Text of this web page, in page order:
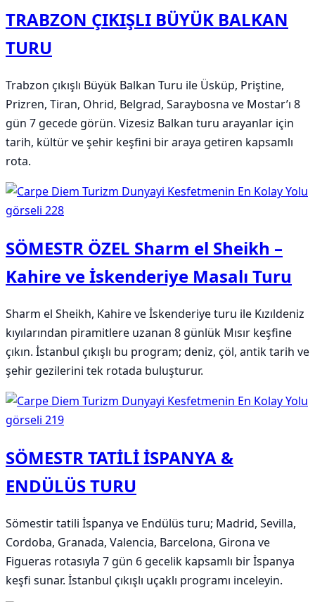
TRABZON ÇIKIŞLI BÜYÜK BALKAN
TURU
Trabzon çıkışlı Büyük Balkan Turu ile Üsküp, Priştine,
Prizren, Tiran, Ohrid, Belgrad, Saraybosna ve Mostar’ı 8
gün 7 gecede görün. Vizesiz Balkan turu arayanlar için
tarih, kültür ve şehir keşfini bir araya getiren kapsamlı
rota.
SÖMESTR ÖZEL Sharm el Sheikh –
Kahire ve İskenderiye Masalı Turu
Sharm el Sheikh, Kahire ve İskenderiye turu ile Kızıldeniz
kıyılarından piramitlere uzanan 8 günlük Mısır keşfine
çıkın. İstanbul çıkışlı bu program; deniz, çöl, antik tarih ve
şehir gezilerini tek rotada buluşturur.
SÖMESTR TATİLİ İSPANYA &
ENDÜLÜS TURU
Sömestir tatili İspanya ve Endülüs turu; Madrid, Sevilla,
Cordoba, Granada, Valencia, Barcelona, Girona ve
Figueras rotasıyla 7 gün 6 gecelik kapsamlı bir İspanya
keşfi sunar. İstanbul çıkışlı uçaklı programı inceleyin.